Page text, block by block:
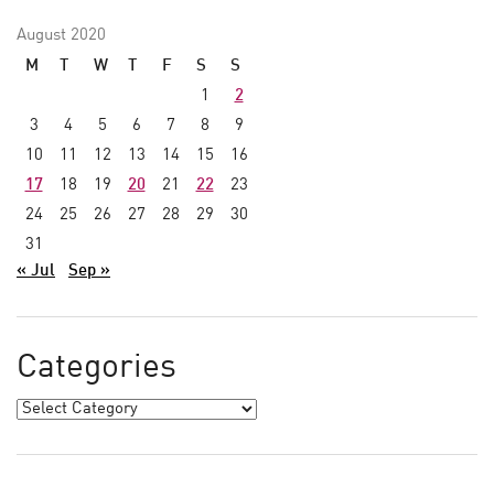
August 2020
M
W F S
S
1
2
3
4 5 6 7 8
9
10
11 12 13 14 15
16
17
18 19 20 21 22
23
24
25 26 27 28 29
30
31
« Jul
Sep »
Categories